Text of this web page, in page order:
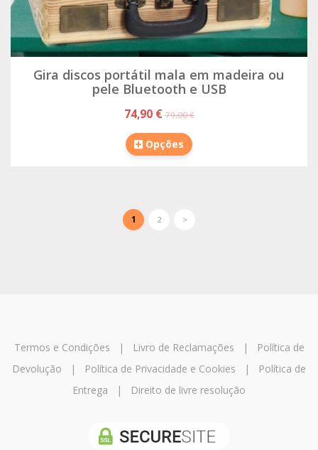
Gira discos portátil mala em madeira ou
pele Bluetooth e USB
74,90 €79,00 €
Opções
1 2 >
Termos e Condições | Livro de Reclamações |
Política de
Devolução | Política de Privacidade e Cookies |
Política de
Entrega | Direito de livre resolução